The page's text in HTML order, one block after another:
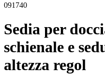
091740
Sedia per
schienale e
altezza regol